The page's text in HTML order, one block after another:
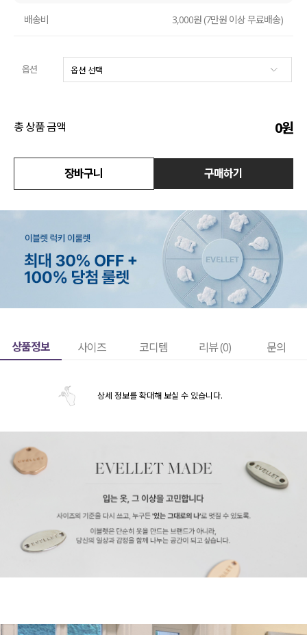
니트배송비 3,000원 (7만원 이상 무료배송)
옵션
총 상품 금액 0원
장바구니 구매하기
상품정보 사이즈 코디템 리뷰 (0) 문의
상세 정보를 확대해 보실 수 있습니다.